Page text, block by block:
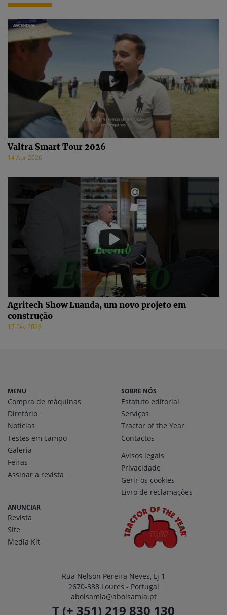
Valtra Smart Tour 2026
14 Abr 2026
Agritech Show Luanda, um novo projeto em
construção
17 Fev 2026
MENU
Compra de máquinas
Diretório
Notícias
Testes em campo
Galeria
Feiras
Assinar a revista
SOBRE NÓS
Estatuto editorial
Serviços
Tractor of the Year
Contactos
Avisos legais
Privacidade
Gerir os cookies
Livro de reclamações
ANUNCIAR
Revista
Site
Media Kit
Rua Nelson Pereira Neves, Lj 1
2670-338 Loures - Portugal
abolsamia@abolsamia.pt
T (+ 351) 219 830 130